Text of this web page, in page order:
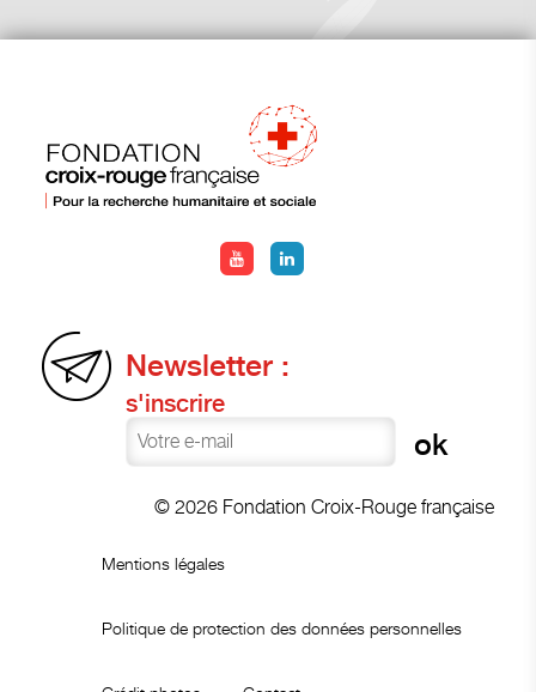
Newsletter :
s'inscrire
© 2026 Fondation Croix-Rouge française
Mentions légales
Politique de protection des données personnelles